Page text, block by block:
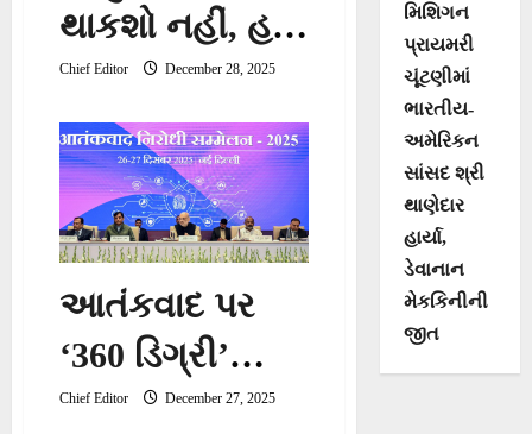
થાકશો નહીં, હજુ
તો વધુ હારવાનું
બાકી છે…’,
Amit Shah
Chief Editor December 28, 2025
આતંકવાદ પર
‘360 ડિગ્રી’
પ્રહારની
Chief Editor December 27, 2025
મિશિગન
પ્રાયમરી
ચૂંટણીમાં
ભારતીય-
અમેરિકન
સાંસદ શ્રી
થાણેદાર
હાર્યા,
ડેવાનાન
મેકકિનીની
જીત